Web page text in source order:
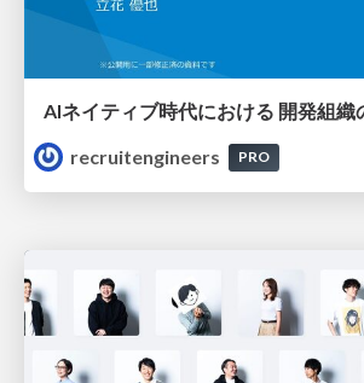
recruitengineers
PRO